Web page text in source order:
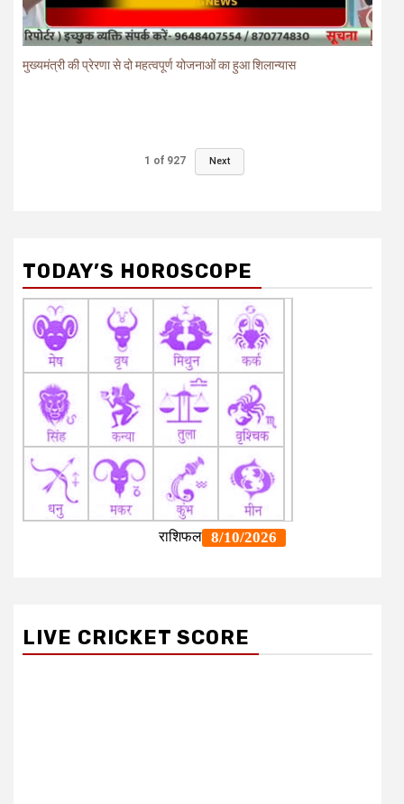
मुख्यमंत्री की प्रेरणा से दो महत्वपूर्ण योजनाओं का हुआ शिलान्यास
1 of 927 Next
TODAY’S HOROSCOPE
LIVE CRICKET SCORE